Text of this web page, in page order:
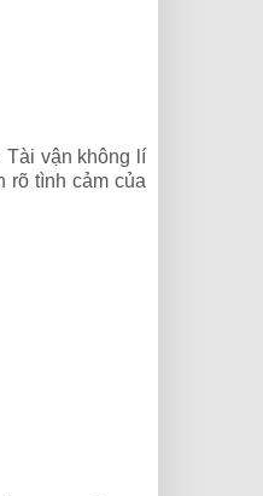
Tài vận không lí
rõ tình cảm của